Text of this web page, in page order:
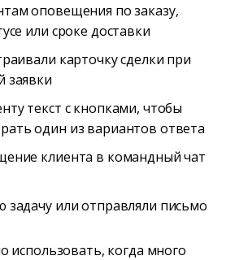
оповещения по заказу,
или сроке доставки
карточку сделки при
заявки
текст с кнопками, чтобы
один из вариантов ответа
клиента в командный чат
задачу или отправляли письмо
использовать, когда много